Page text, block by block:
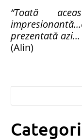
“Toată
prezentată
(Alin)